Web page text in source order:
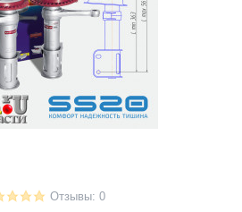
Отзывы: 0